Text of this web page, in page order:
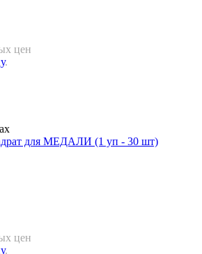
цен
.
для МЕДАЛИ (1 уп - 30 шт)
цен
.